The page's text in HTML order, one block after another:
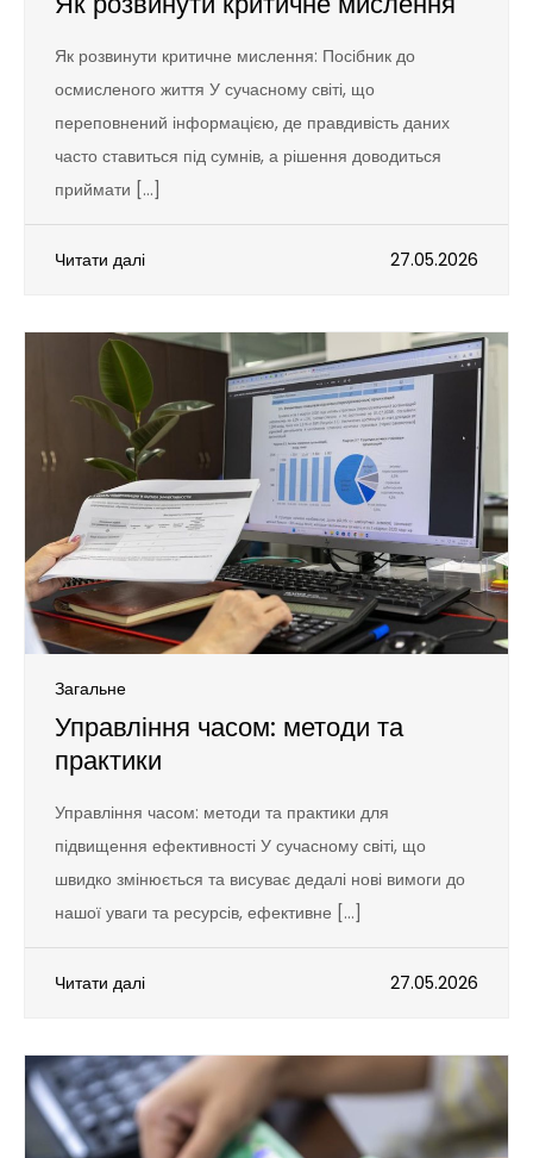
Як розвинути критичне мислення: Посібник до
осмисленого життя У сучасному світі, що
переповнений інформацією, де правдивість даних
часто ставиться під сумнів, а рішення доводиться
приймати […]
Читати далі 27.05.2026
Загальне
Управління часом: методи та
практики
Управління часом: методи та практики для
підвищення ефективності У сучасному світі, що
швидко змінюється та висуває дедалі нові вимоги до
нашої уваги та ресурсів, ефективне […]
Читати далі 27.05.2026